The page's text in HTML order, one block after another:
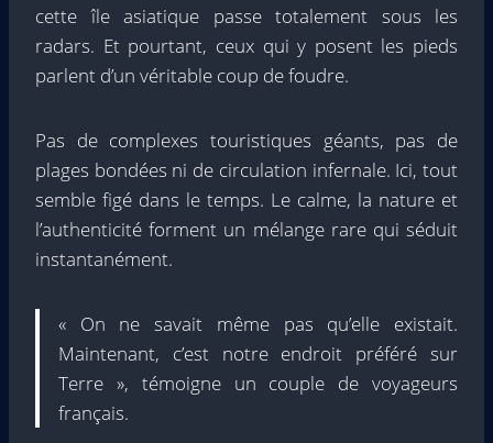
cette île asiatique passe totalement sous les
radars. Et pourtant, ceux qui y posent les pieds
parlent d’un véritable coup de foudre.
Pas de complexes touristiques géants, pas de
plages bondées ni de circulation infernale. Ici, tout
semble figé dans le temps. Le calme, la nature et
l’authenticité forment un mélange rare qui séduit
instantanément.
« On ne savait même pas qu’elle existait.
Maintenant, c’est notre endroit préféré sur
Terre », témoigne un couple de voyageurs
français.